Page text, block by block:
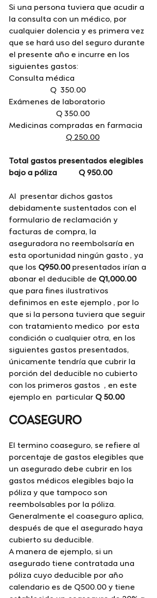
Si una persona tuviera que acudir a
la consulta con un médico, por
cualquier dolencia y es primera vez
que se hará uso del seguro durante
el presente año e incurre en los
siguientes gastos:
Consulta médica
                     Q  350.00
Exámenes de laboratorio
                        Q 350.00
Medicinas compradas en farmacia
Q 250.00
Total gastos presentados elegibles
bajo a póliza           Q 950.00
Al  presentar dichos gastos
debidamente sustentados con el
formulario de reclamación y
facturas de compra, la
aseguradora no reembolsaría en
esta oportunidad ningún gasto , ya
que los Q950.00 presentados irían a
abonar el deducible de Q1,000.00
que para fines ilustrativos
definimos en este ejemplo , por lo
que si la persona tuviera que seguir
con tratamiento medico  por esta
condición o cualquier otra, en los
siguientes gastos presentados,
únicamente tendría que cubrir la
porción del deducible no cubierto
con los primeros gastos  , en este
ejemplo en  particular Q 50.00
COASEGURO
El termino coaseguro, se refiere al
porcentaje de gastos elegibles que
un asegurado debe cubrir en los
gastos médicos elegibles bajo la
póliza y que tampoco son
reembolsables por la póliza.
Generalmente el coaseguro aplica,
después de que el asegurado haya
cubierto su deducible.
A manera de ejemplo, si un
asegurado tiene contratada una
póliza cuyo deducible por año
calendario es de Q500.00 y tiene